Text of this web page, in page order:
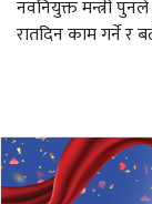
नवनियुक्त मन्त्री
रातदिन काम गर्ने र